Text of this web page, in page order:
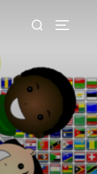
検
象: